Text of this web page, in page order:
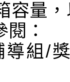
容量
：
導組/